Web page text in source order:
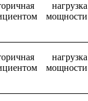
нагрузка
мощности
нагрузка
мощности